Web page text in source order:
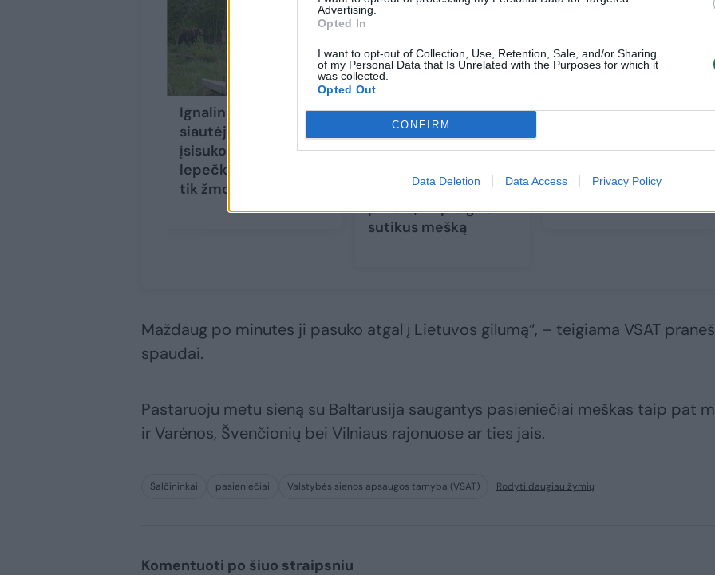
Advertising.
Opted In
I want to opt-out of Collection, Use, Retention, Sale, and/or Sharing
of my Personal Data that Is Unrelated with the Purposes for which it
was collected.
Opted Out
CONFIRM
Data Deletion Data Access Privacy Policy
Ignalinos rajone vėl
siautėjo meška –
įsisuko į avilius:
lepečkoję išgąsdino
tik žmonių riksmas
Susitikimų gali tik
padaugėti:
specialistai aiškina,
žmonės daro, ir
patarė, kaip elgtis
sutikus mešką
Kameros objektyve –
nepasikuklino ir
gardėsiais
Maždaug po minutės ji pasuko atgal į Lietuvos gilumą“, – teigiama VSAT
spaudai.
Pastaruoju metu sieną su Baltarusija saugantys pasieniečiai meškas taip pat
ir Varėnos, Švenčionių bei Vilniaus rajonuose ar ties jais.
Šalčininkai pasieniečiai Valstybės sienos apsaugos tarnyba (VSAT) Rodyti daugiau žymių
Komentuoti po šiuo straipsniu